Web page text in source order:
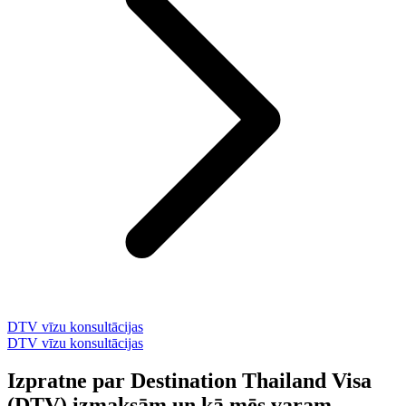
DTV vīzu konsultācijas
DTV vīzu konsultācijas
Izpratne par Destination Thailand Visa